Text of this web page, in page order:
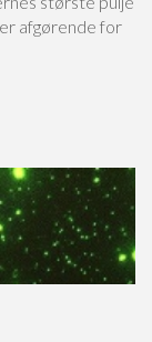
afgørende for